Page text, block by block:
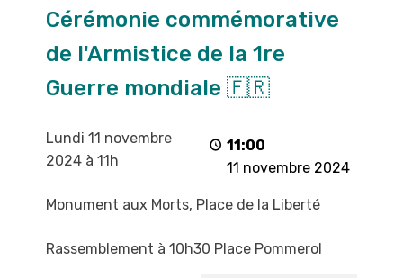
commémorative
l'Armistice
Guerre
mondiale
Cérémonie commémorative
de l'Armistice de la 1re
Guerre mondiale 🇫🇷
11:00
11 novembre 2024
Lundi 11 novembre
2024 à 11h
Monument aux Morts, Place de la Liberté
Rassemblement à 10h30 Place Pommerol